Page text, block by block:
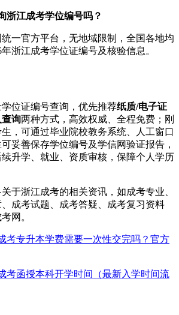
浙江成考学位编号吗？
一官方平台，无地域限制，全国各地均
浙江成考学位证编号及核验信息。
位证编号查询，优先推荐纸质/电子证
询两种方式，高效权威、全程免费；刚
，可通过毕业院校教务系统、人工窗口
妥善保存学位编号及学信网验证报告，
升学、就业、资质审核，保障个人学历
于浙江成考的相关资讯，如成考专业、
成考试题、成考答疑、成考复习资料
网。
考专升本学费需要一次性交完吗？官方
考函授本科开学时间（最新入学时间流